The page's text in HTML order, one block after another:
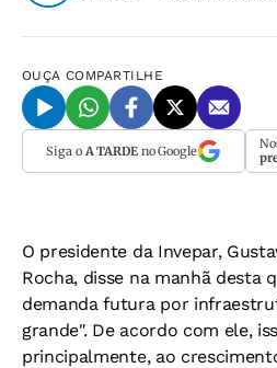
OUÇA COMPARTILHE
Siga o A TARDEno Google
O presidente da Invepar,
Rocha, disse na manhã desta
demanda futura por
grande". De acordo com ele,
principalmente, ao